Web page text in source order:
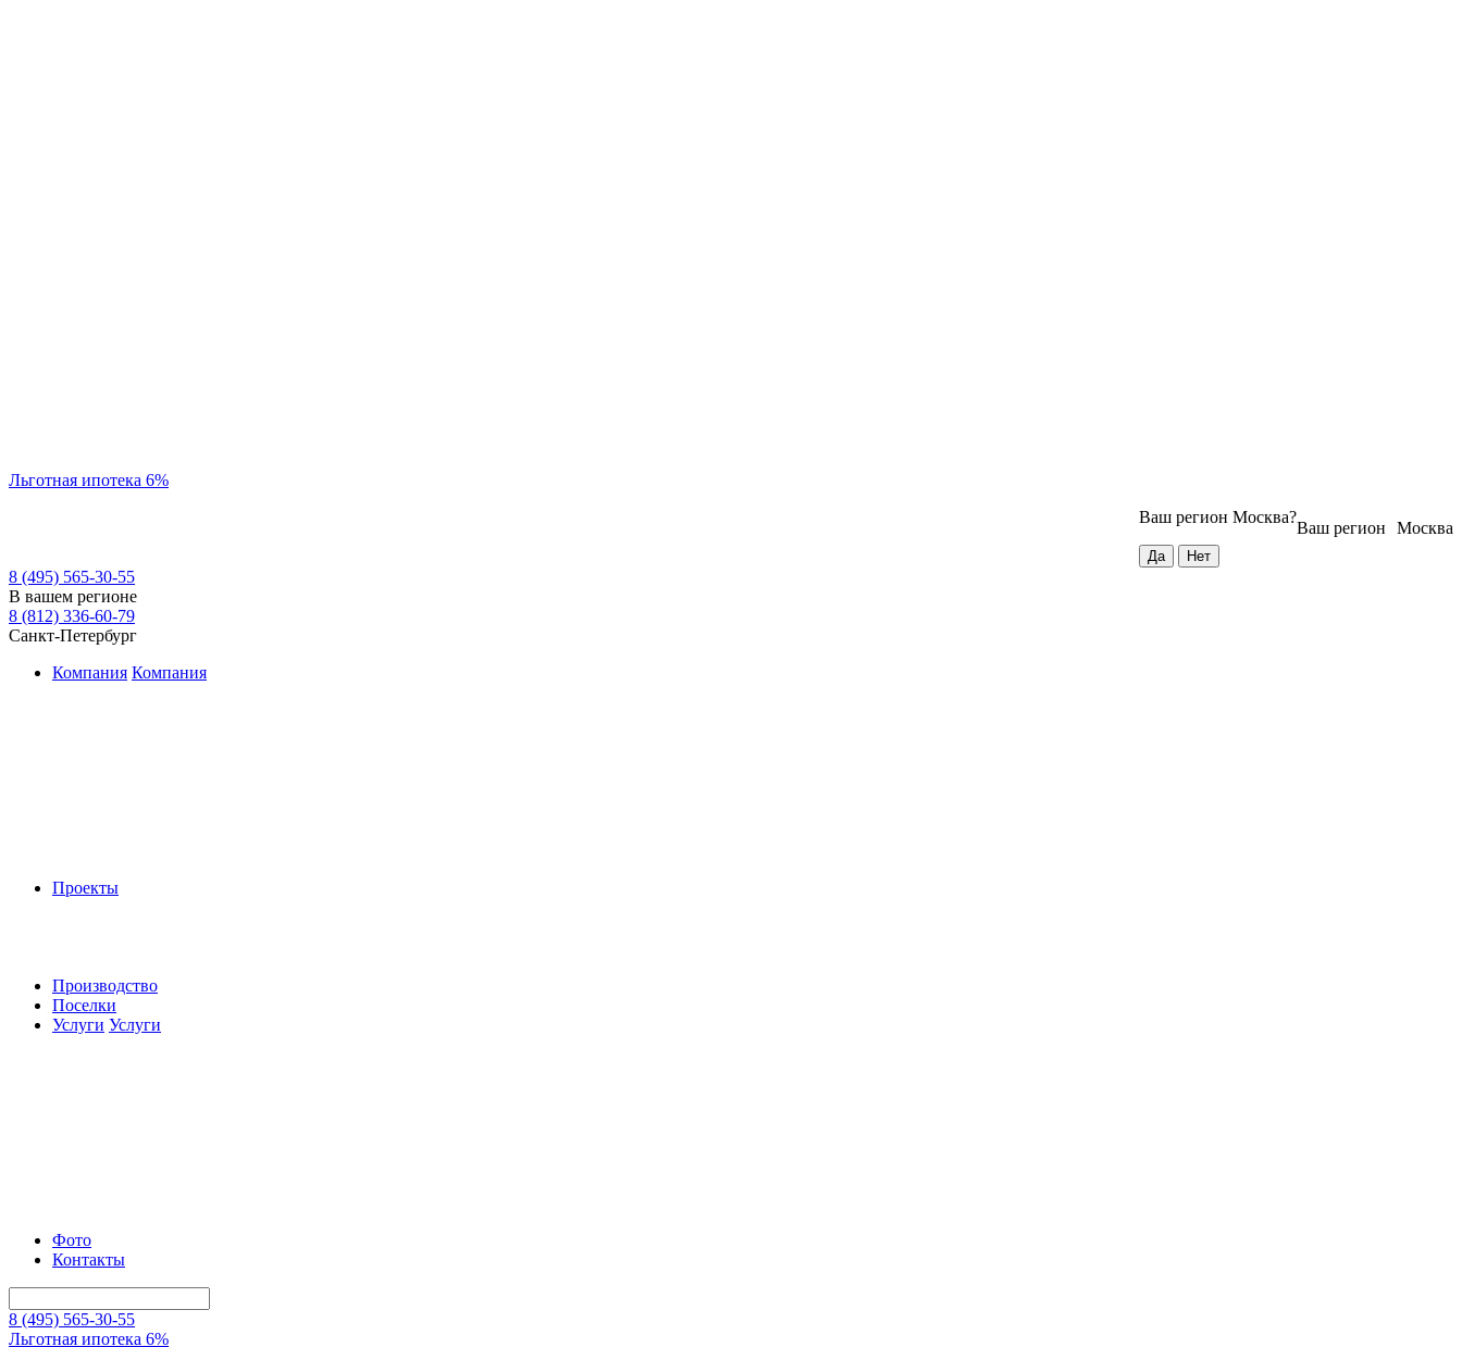
Льготная ипотека 6%
Москва
Ваш регион
Ваш регион Москва?
8 (495) 565-30-55
В вашем регионе
8 (812) 336-60-79
Санкт-Петербург
Компания Компания
Проекты
Производство
Поселки
Услуги Услуги
Фото
Контакты
8 (495) 565-30-55
Льготная ипотека 6%